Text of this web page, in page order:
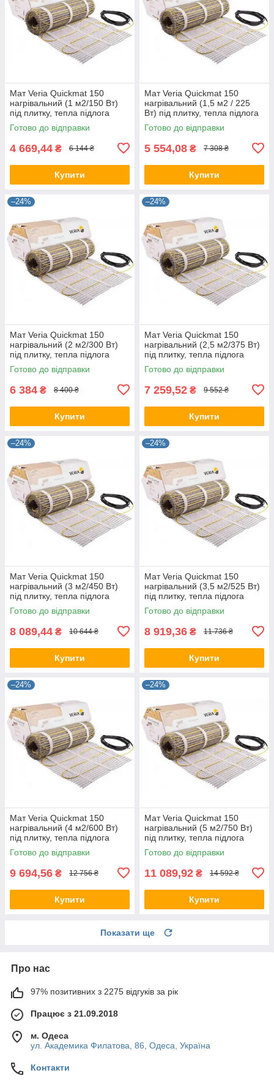
Мат Veria Quickmat 150
нагрівальний (1 м2/150 Вт)
під плитку, тепла підлога
електрична Верія в маті
Готово до відправки
4 669,44 ₴ 6 144 ₴
Купити
Мат Veria Quickmat 150
нагрівальний (1,5 м2 / 225
Вт) під плитку, тепла підлога
електрична Верія в маті
Готово до відправки
5 554,08 ₴ 7 308 ₴
Купити
–24%
Мат Veria Quickmat 150
нагрівальний (2 м2/300 Вт)
під плитку, тепла підлога
електрична Верія в маті
Готово до відправки
6 384 ₴ 8 400 ₴
Купити
–24%
Мат Veria Quickmat 150
нагрівальний (2,5 м2/375 Вт)
під плитку, тепла підлога
електрична Верія в мате
Готово до відправки
7 259,52 ₴ 9 552 ₴
Купити
–24%
Мат Veria Quickmat 150
нагрівальний (3 м2/450 Вт)
під плитку, тепла підлога
електрична Верія в маті
Готово до відправки
8 089,44 ₴ 10 644 ₴
Купити
–24%
Мат Veria Quickmat 150
нагрівальний (3,5 м2/525 Вт)
під плитку, тепла підлога
електрична Верія в маті
Готово до відправки
8 919,36 ₴ 11 736 ₴
Купити
–24%
Мат Veria Quickmat 150
нагрівальний (4 м2/600 Вт)
під плитку, тепла підлога
електрична Верія в маті
Готово до відправки
9 694,56 ₴ 12 756 ₴
Купити
–24%
Мат Veria Quickmat 150
нагрівальний (5 м2/750 Вт)
під плитку, тепла підлога
електрична Верія в маті
Готово до відправки
11 089,92 ₴ 14 592 ₴
Купити
Показати ще
Про нас
97% позитивних з 2275 відгуків за рік
Працює з 21.09.2018
м. Одеса
ул. Академика Филатова, 86, Одеса, Україна
Контакти